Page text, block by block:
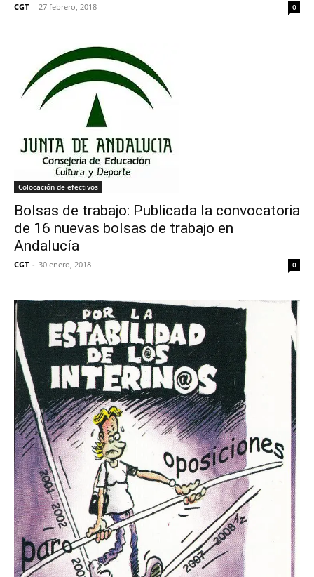
CGT - 27 febrero, 2018 0
Colocación de efectivos
Bolsas de trabajo: Publicada la convocatoria
de 16 nuevas bolsas de trabajo en
Andalucía
CGT - 30 enero, 2018 0